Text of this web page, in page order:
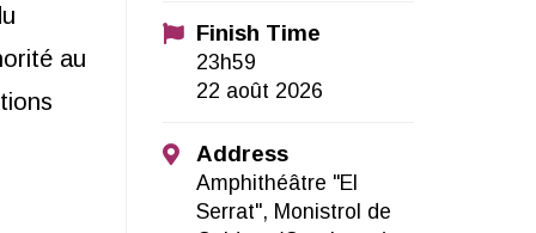
au
Finish Time
23h59
22 août 2026
Address
Amphithéâtre "El
Serrat", Monistrol de